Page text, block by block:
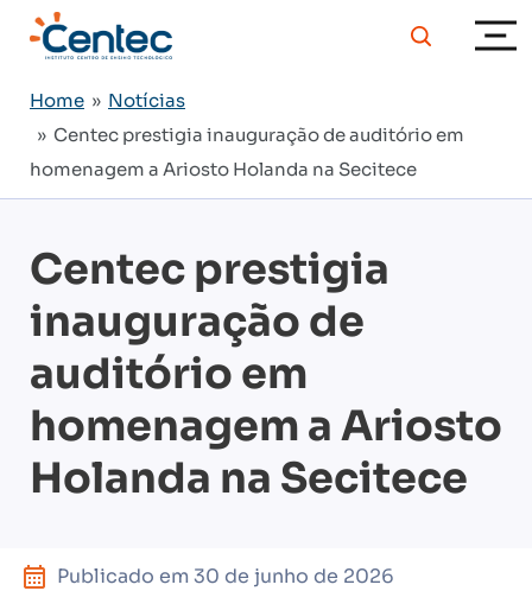
Home » Notícias
» Centec prestigia inauguração de auditório em
homenagem a Ariosto Holanda na Secitece
Centec prestigia
inauguração de
auditório em
homenagem a Ariosto
Holanda na Secitece
Publicado em 30 de junho de 2026